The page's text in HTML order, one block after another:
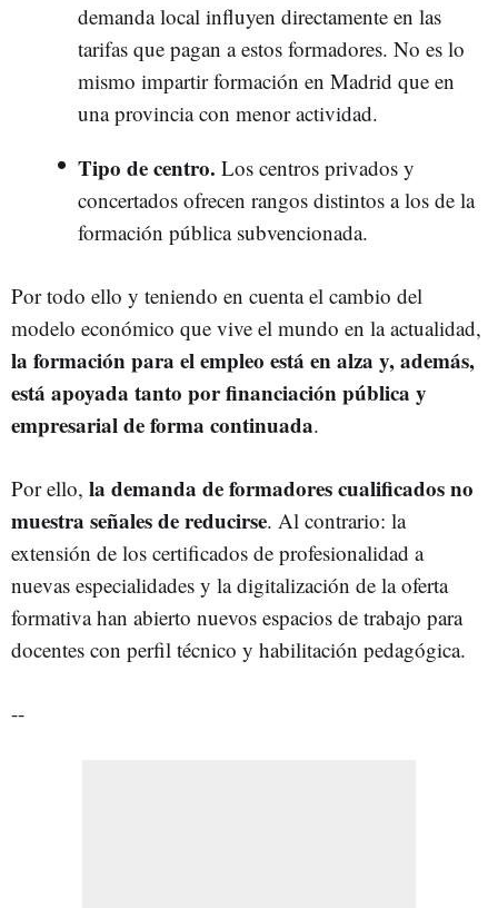
demanda local influyen directamente en las
tarifas que pagan a estos formadores. No es lo
mismo impartir formación en Madrid que en
una provincia con menor actividad.
Tipo de centro. Los centros privados y
concertados ofrecen rangos distintos a los de la
formación pública subvencionada.
Por todo ello y teniendo en cuenta el cambio del
modelo económico que vive el mundo en la actualidad,
la formación para el empleo está en alza y, además,
está apoyada tanto por financiación pública y
empresarial de forma continuada.
Por ello, la demanda de formadores cualificados no
muestra señales de reducirse. Al contrario: la
extensión de los certificados de profesionalidad a
nuevas especialidades y la digitalización de la oferta
formativa han abierto nuevos espacios de trabajo para
docentes con perfil técnico y habilitación pedagógica.
--